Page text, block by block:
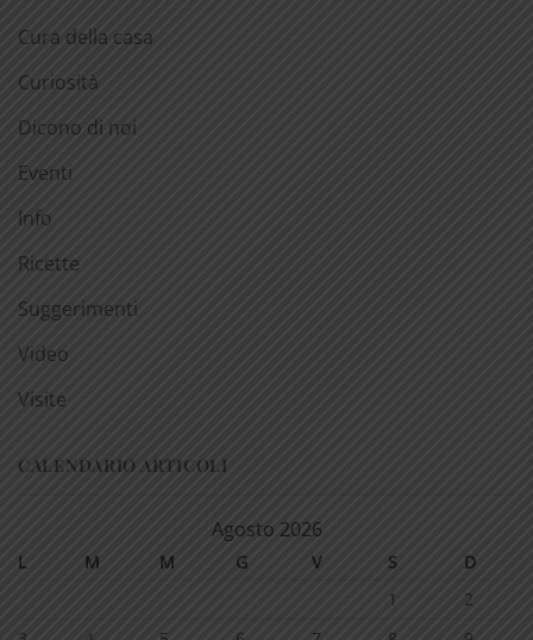
Cura della casa
Curiosità
Dicono di noi
Eventi
Info
Ricette
Suggerimenti
Video
Visite
CALENDARIO ARTICOLI
Agosto 2026
L M M G V S
D
1
2